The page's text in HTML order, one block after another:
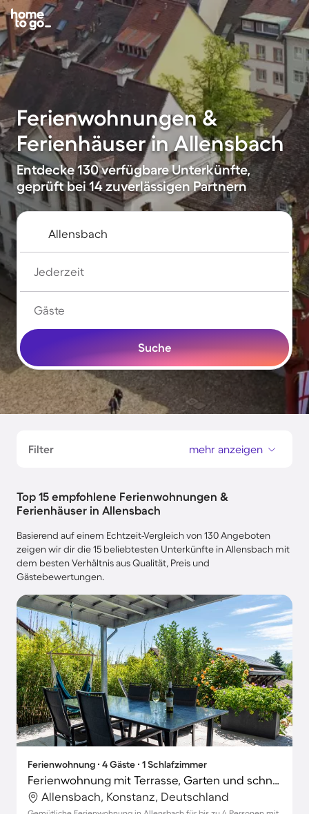
Ferienwohnungen &
Ferienhäuser in Allensbach
Entdecke 130 verfügbare Unterkünfte,
geprüft bei 14 zuverlässigen Partnern
Jederzeit
Gäste
Suche
Filter mehr anzeigen
Top 15 empfohlene Ferienwohnungen &
Ferienhäuser in Allensbach
Basierend auf einem Echtzeit-Vergleich von 130 Angeboten
zeigen wir dir die 15 beliebtesten Unterkünfte in Allensbach mit
dem besten Verhältnis aus Qualität, Preis und
Gästebewertungen.
Ferienwohnung ∙ 4 Gäste ∙ 1 Schlafzimmer
Ferienwohnung mit Terrasse, Garten und schnellem Internet | Gartenblick
Allensbach, Konstanz, Deutschland